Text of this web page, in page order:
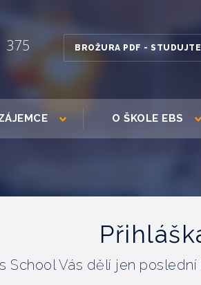
375 BROŽURA PDF -
O ŠKOLE EBS
School Vás dělí jen